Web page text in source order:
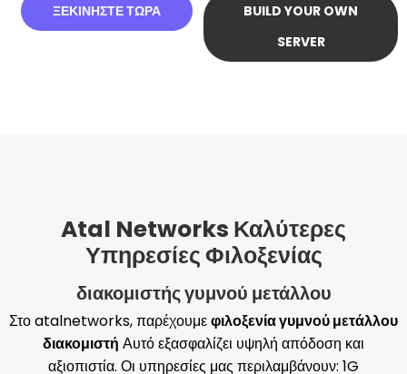
ΞΕΚΙΝΉΣΤΕ ΤΏΡΑ
BUILD YOUR OWN
SERVER
Atal Networks Καλύτερες
Υπηρεσίες Φιλοξενίας
διακομιστής γυμνού μετάλλου
Στο atalnetworks, παρέχουμεφιλοξενία γυμνού μετάλλου
διακομιστή Αυτό εξασφαλίζει υψηλή απόδοση και
αξιοπιστία. Οι υπηρεσίες μας περιλαμβάνουν: 1G